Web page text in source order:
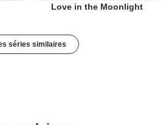
Love in the Moonlight
séries similaires